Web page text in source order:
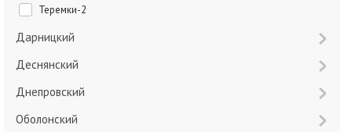
Теремки-2
Дарницкий
Деснянский
Днепровский
Оболонский